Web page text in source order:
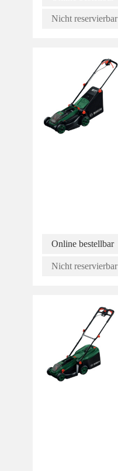
Nicht reservierbar
Online bestellbar
Nicht reservierbar